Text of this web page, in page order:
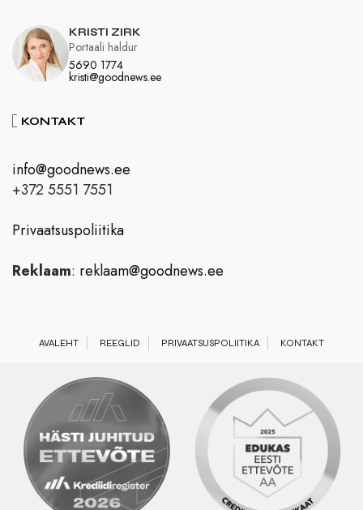
KRISTI ZIRK
5690 1774
kristi@goodnews.ee
Portaali haldur
KONTAKT
info@goodnews.ee
+372 5551 7551
Privaatsuspoliitika
Reklaam: reklaam@goodnews.ee
AVALEHT REEGLID PRIVAATSUSPOLIITIKA KONTAKT